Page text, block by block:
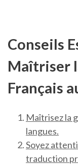
Conseils
Maîtriser
Français
Maîtrisez la
langues.
Soyez
traduction